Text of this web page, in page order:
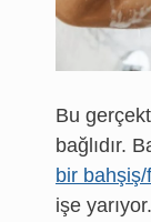
Bu
bağlıdır.
bir
işe